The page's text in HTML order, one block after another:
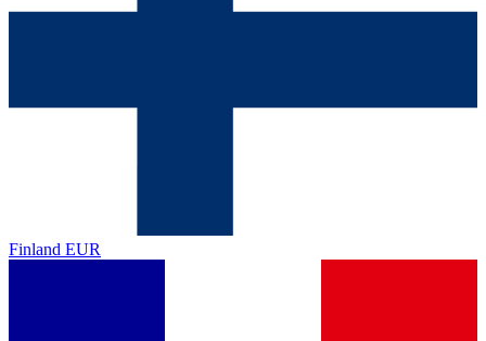
Finland EUR